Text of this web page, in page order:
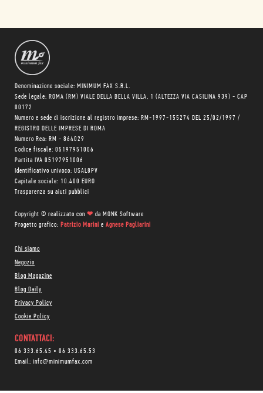
Denominazione sociale: MINIMUM FAX S.R.L.
Sede legale: ROMA (RM) VIALE DELLA BELLA VILLA, 1 (ALTEZZA VIA CASILINA 939) - CAP
00172
Numero e sede di iscrizione al registro imprese: RM-1997-155274 DEL 25/02/1997 /
REGISTRO DELLE IMPRESE DI ROMA
Numero Rea: RM - 864029
Codice fiscale: 05197951006
Partita IVA 05197951006
Identificativo univoco: USAL8PV
Capitale sociale: 10.400 EURO
Trasparenza su aiuti pubblici
Copyright © realizzato con ❤ da MONK Software
Progetto grafico: Patrizio Marini e Agnese Pagliarini
Chi siamo
Negozio
Blog Magazine
Blog Daily
Privacy Policy
Cookie Policy
CONTATTACI:
06 333.65.45 • 06 333.65.53
Email: info@minimumfax.com